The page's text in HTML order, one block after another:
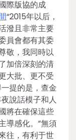
際版協的成
“2015年以后，
潑且非常主要
員會都有其委
敬，我同時以
加倍深刻的清
大批、更不受
提的是，查金
說話模子和人
將在確保這些
導感化。”無須
往，有利于世